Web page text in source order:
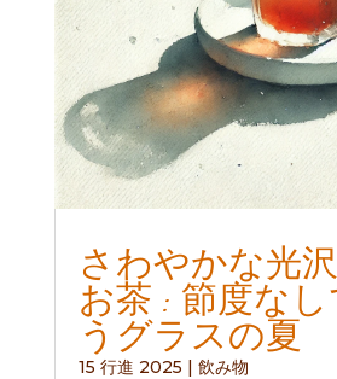
さわやかな光
お茶 : 節度な
うグラスの夏
15 行進 2025 | 飲み物